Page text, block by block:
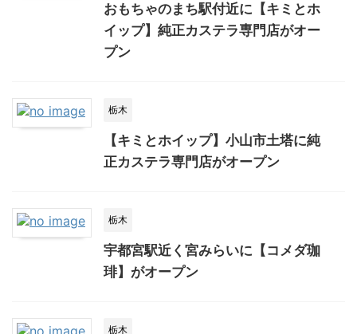
おもちゃのまち駅付近に【キミとホ
イップ】純正カステラ専門店がオー
プン
栃木
【キミとホイップ】小山市土塔に純
正カステラ専門店がオープン
栃木
宇都宮駅近く宮みらいに【コメダ珈
琲】がオープン
栃木